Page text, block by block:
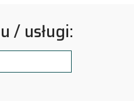
/ usługi: